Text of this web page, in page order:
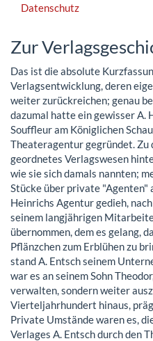
Datenschutz
Zur
Das ist die absolute
Verlagsentwicklung, deren
weiter zurückreichen; genau
dazumal hatte ein gewisser A.
Souffleur am Königlichen
Theateragentur gegründet. Zu
geordnetes Verlagswesen
wie sie sich damals nannten;
Stücke über private
Heinrichs Agentur gedieh,
seinem langjährigen
übernommen, dem es gelang,
Pflänzchen zum Erblühen zu
stand A. Entsch seinem
war es an seinem Sohn
verwalten, sondern weiter
Vierteljahrhundert hinaus,
Private Umstände waren es,
Verlages A. Entsch durch den